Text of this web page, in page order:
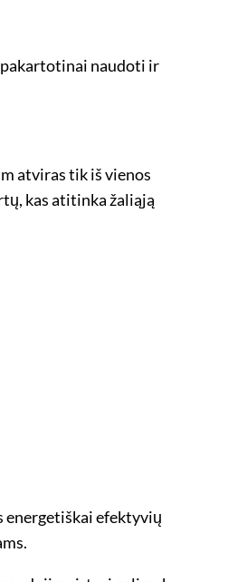
pakartotinai naudoti ir
atviras tik iš vienos
kas atitinka žaliąją
energetiškai efektyvių